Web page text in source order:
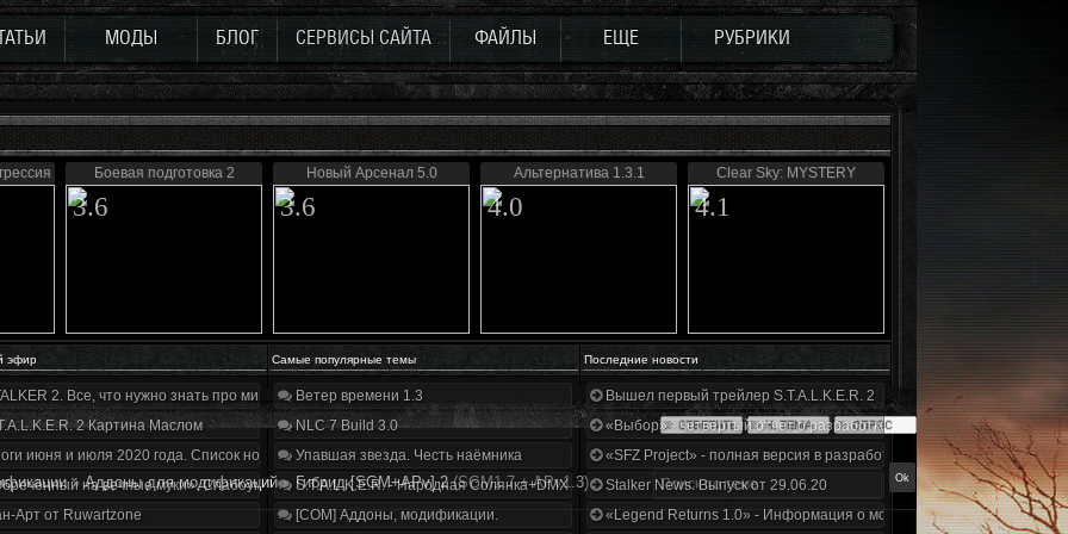
МОДЫ БЛОГ СЕРВИСЫ САЙТА ФАЙЛЫ ЕЩЕ РУБРИКИ
Боевая подготовка 2
3.6
Новый Арсенал 5.0
3.6
Альтернатива 1.3.1
4.0
Clear Sky: MYSTERY
4.1
эфир Самые популярные темы Последние новости
2. Все, что нужно знать про мир, геймплей и сюжет | Разбор трейлера
2 Картина Маслом
июня и июля 2020 года. Список нововведений
на вечные муки». Слабоумие и отвага
Арт от Ruwartzone
Ветер времени 1.3
NLC 7 Build 3.0
Упавшая звезда. Честь наёмника
S.T.A.L.K.E.R. - Народная Солянка+DMX 1.3.5.ООП.МА.К.
[COM] Аддоны, модификации.
Вышел первый трейлер S.T.A.L.K.E.R. 2
«Выбор» - четвертый отчет о разработке!
«SFZ Project» - полная версия в разработке!
Stalker News. Выпуск от 29.06.20
«Legend Returns 1.0» - Информация о моде за июнь 2020
» Аддоны для модификаций » Гибрид [SGM+APv] 2 (SGM1.7 + APv1.3)